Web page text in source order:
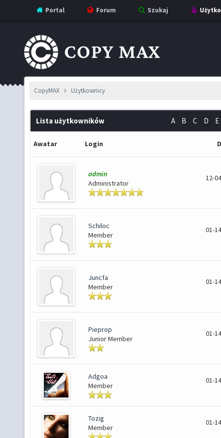
Portal Forum Szukaj
CopyMAX Użytkownicy
A B C D E
Lista użytkowników
Awatar Login
admin
Administrator
12-
Schiloc
Member
01-
Juncfa
Member
01-
Pieprop
Junior Member
01-
Adgoa
Member
01-
Tozig
Member
01-